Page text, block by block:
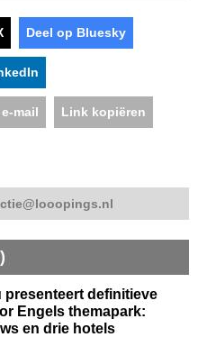
Deel op Bluesky
mail Link kopiëren
presenteert definitieve
Engels themapark:
en drie hotels